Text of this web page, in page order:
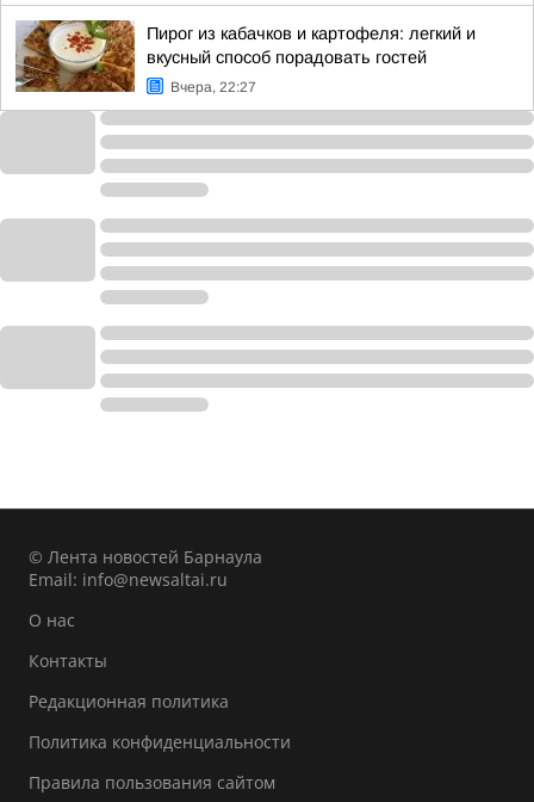
Пирог из кабачков и картофеля: легкий и
вкусный способ порадовать гостей
Вчера, 22:27
© Лента новостей Барнаула
Email: info@newsaltai.ru
О нас
Контакты
Редакционная политика
Политика конфиденциальности
Правила пользования сайтом